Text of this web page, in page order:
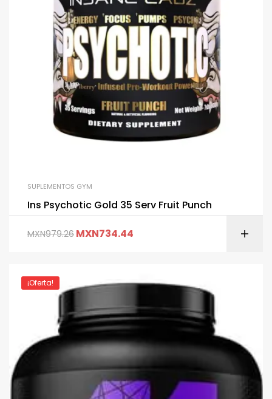
SUPLEMENTOS GYM
Ins Psychotic Gold 35 Serv Fruit Punch
MXN979.26 MXN734.44
¡Oferta!